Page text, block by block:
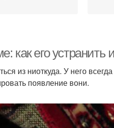
Средства против
как его
из ниоткуда. У него
появление вони.